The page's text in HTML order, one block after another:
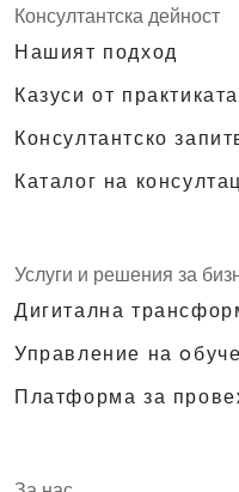
Консултантска дейност
Нашият подход
Казуси от практиката
Консултантско
Каталог на
Услуги и решения за
Дигитална
Управление на
Платформа за